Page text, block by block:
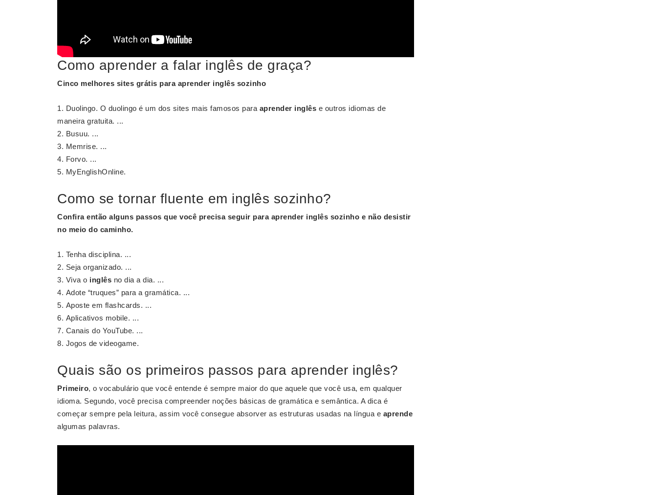
Como aprender a falar inglês de graça?
Cinco melhores sites grátis para aprender inglês sozinho
Duolingo. O duolingo é um dos sites mais famosos para aprender inglês e outros idiomas de
maneira gratuita. ...
Busuu. ...
Memrise. ...
Forvo. ...
MyEnglishOnline.
Como se tornar fluente em inglês sozinho?
Confira então alguns passos que você precisa seguir para aprender inglês sozinho e não desistir
no meio do caminho.
Tenha disciplina. ...
Seja organizado. ...
Viva o inglês no dia a dia. ...
Adote “truques” para a gramática. ...
Aposte em flashcards. ...
Aplicativos mobile. ...
Canais do YouTube. ...
Jogos de videogame.
Quais são os primeiros passos para aprender inglês?
Primeiro, o vocabulário que você entende é sempre maior do que aquele que você usa, em qualquer
idioma. Segundo, você precisa compreender noções básicas de gramática e semântica. A dica é
começar sempre pela leitura, assim você consegue absorver as estruturas usadas na língua e aprende
algumas palavras.